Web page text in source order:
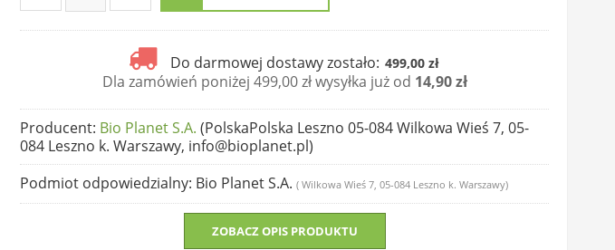
Do darmowej dostawy zostało: 499,00 zł
Dla zamówień poniżej 499,00 zł wysyłka już od 14,90 zł
Producent: Bio Planet S.A. (PolskaPolska Leszno 05-084 Wilkowa Wieś 7, 05-
084 Leszno k. Warszawy, info@bioplanet.pl)
Podmiot odpowiedzialny: Bio Planet S.A. ( Wilkowa Wieś 7, 05-084 Leszno k. Warszawy)
ZOBACZ OPIS PRODUKTU